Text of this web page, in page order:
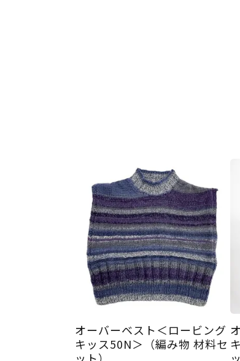
オーバーベスト＜ロービング
キッス50N＞（編み物 材料セ
ット）